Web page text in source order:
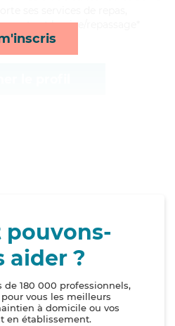
et lessive/repassage*
pouvons-
aider ?
de 180 000 professionnels,
vous les meilleurs
à domicile ou vos
en établissement.